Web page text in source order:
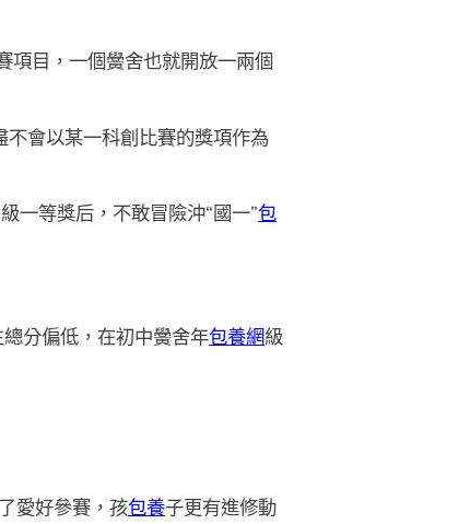
項目，一個黌舍也就開放一兩個
會以某一科創比賽的獎項作為
一等獎后，不敢冒險沖“國一”包
分偏低，在初中黌舍年包養網級
愛好參賽，孩包養子更有進修動